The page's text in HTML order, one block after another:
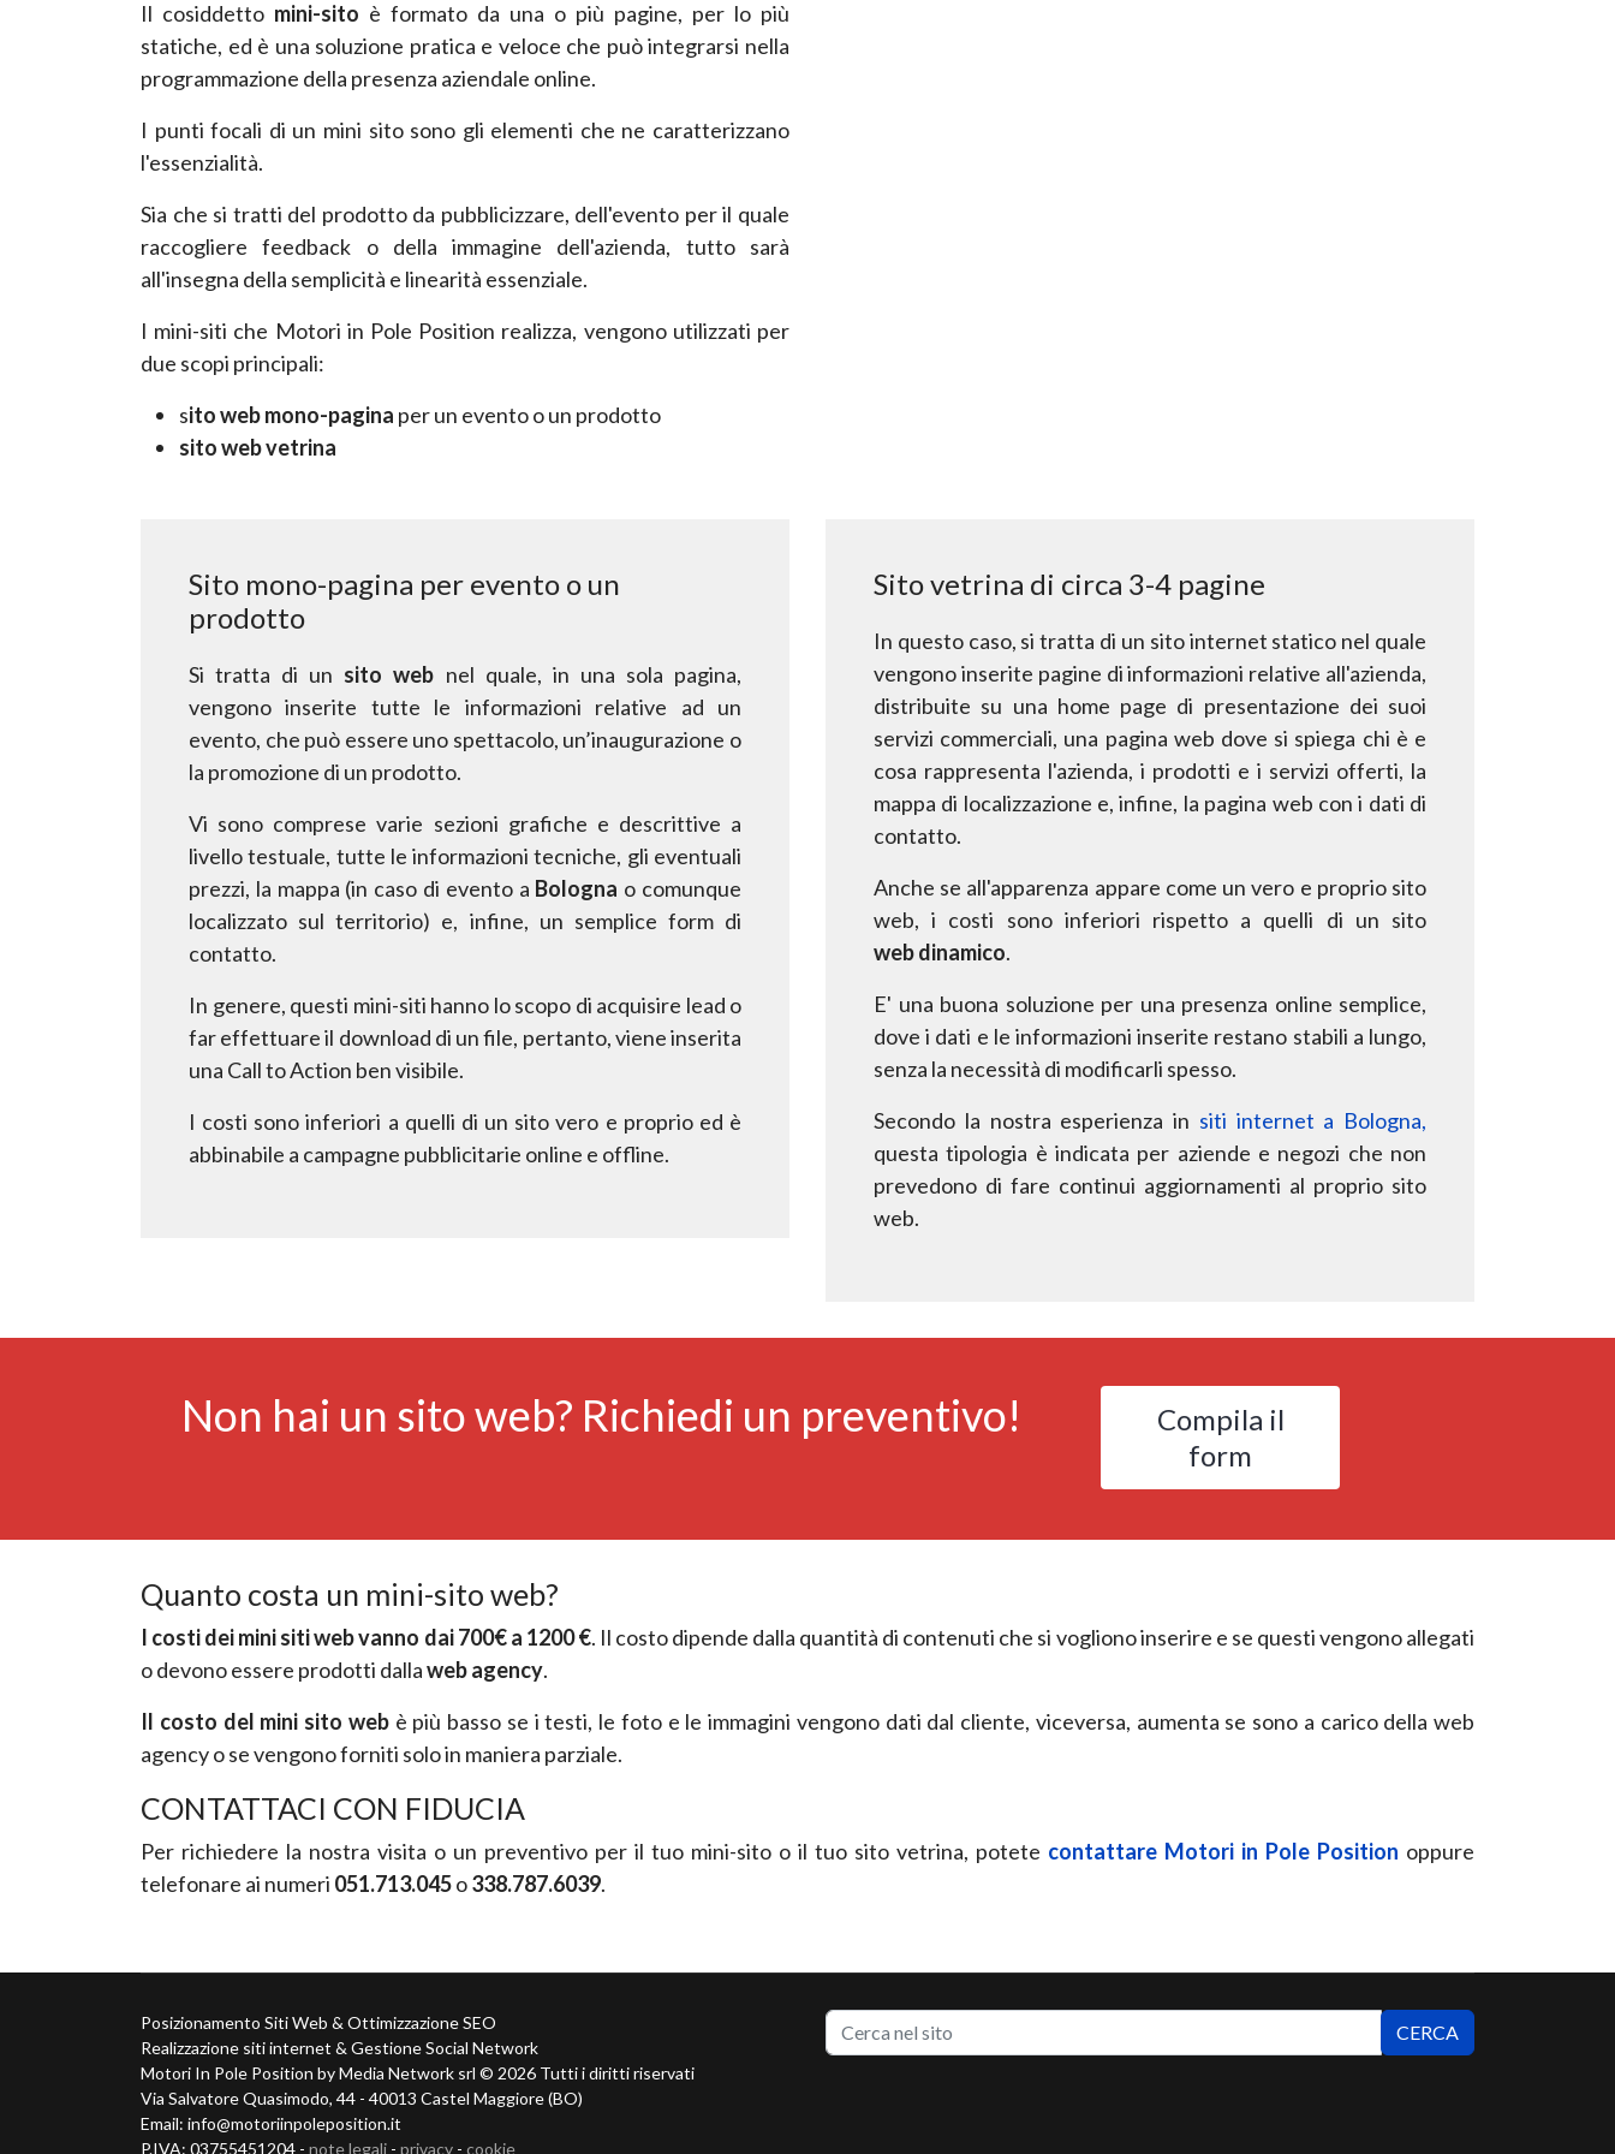
Il cosiddetto mini-sito è formato da una o più pagine, per lo più
statiche, ed è una soluzione pratica e veloce che può integrarsi nella
programmazione della presenza aziendale online.
I punti focali di un mini sito sono gli elementi che ne caratterizzano
l'essenzialità.
Sia che si tratti del prodotto da pubblicizzare, dell'evento per il quale
raccogliere feedback o della immagine dell'azienda, tutto sarà
all'insegna della semplicità e linearità essenziale.
I mini-siti che Motori in Pole Position realizza, vengono utilizzati per
due scopi principali:
sito web mono-pagina per un evento o un prodotto
sito web vetrina
Sito mono-pagina per evento o un
prodotto
Si tratta di un sito web nel quale, in una sola pagina,
vengono inserite tutte le informazioni relative ad un
evento, che può essere uno spettacolo, un’inaugurazione o
la promozione di un prodotto.
Vi sono comprese varie sezioni grafiche e descrittive a
livello testuale, tutte le informazionitecniche, gli eventuali
prezzi, la mappa (in caso di evento a Bologna o comunque
localizzato sulterritorio) e, infine, un semplice form di
contatto.
In genere, questi mini-siti hanno lo scopo di acquisire lead o
far effettuare il download di un file, pertanto, viene inserita
una Call to Action ben visibile.
I costi sono inferiori a quelli di un sito vero e proprio ed è
abbinabile a campagne pubblicitarie online e offline.
Sito vetrina di circa 3-4 pagine
In questo caso, si tratta di un sito internet statico nel quale
vengono inserite pagine di informazioni relative all'azienda,
distribuite su una home page di presentazione dei suoi
servizi commerciali, una pagina web dove si spiega chi è e
cosa rappresenta l'azienda, i prodotti e i servizi offerti, la
mappa di localizzazione e, infine, la pagina web con i dati di
contatto.
Anche se all'apparenza appare come un vero e proprio sito
web, i costi sono inferiori rispetto a quelli di un sito
webdinamico.
E' una buona soluzione per una presenza online semplice,
dove i dati e le informazioni inserite restano stabili a lungo,
senza la necessità di modificarli spesso.
Secondo la nostra esperienza in siti internet a Bologna,
questa tipologia è indicata per aziende e negozi che non
prevedono di fare continui aggiornamenti al proprio sito
web.
Non hai un sito web? Richiedi un preventivo!
Compila il
form
Quanto costa un mini-sito web?
I costi dei mini siti web vanno dai 700€ a 1200 €. Il costo dipende dalla quantità di contenuti che si vogliono inserire e se questi vengono allegati
o devono essere prodotti dallaweb agency.
Il costo del mini sito web è più basso se i testi, le foto e le immagini vengono dati dal cliente, viceversa, aumenta se sono a carico della web
agency o se vengono forniti solo in maniera parziale.
CONTATTACI CON FIDUCIA
Per richiedere la nostra visita o un preventivo per il tuo mini-sito o il tuo sito vetrina, potete contattare Motori in Pole Position oppure
telefonare ai numeri 051.713.045o338.787.6039.
Posizionamento Siti Web & Ottimizzazione SEO
Realizzazione siti internet & Gestione Social Network
Motori In Pole Position by Media Network srl © 2026 Tutti i diritti riservati
Via Salvatore Quasimodo, 44 - 40013 Castel Maggiore (BO)
Email: info@motoriinpoleposition.it
P.IVA: 03755451204 - note legali - privacy - cookie
CERCA
CERCA